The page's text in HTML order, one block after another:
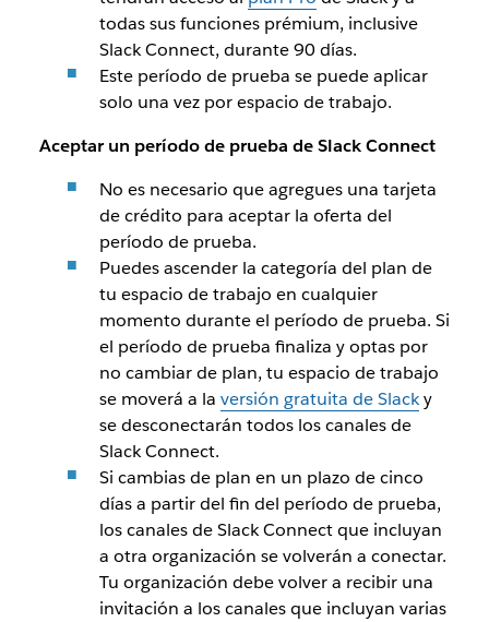
todas sus funciones prémium, inclusive
Slack Connect, durante 90 días.
Este período de prueba se puede aplicar
solo una vez por espacio de trabajo.
Aceptar un período de prueba de Slack Connect
No es necesario que agregues una tarjeta
de crédito para aceptar la oferta del
período de prueba.
Puedes ascender la categoría del plan de
tu espacio de trabajo en cualquier
momento durante el período de prueba. Si
el período de prueba finaliza y optas por
no cambiar de plan, tu espacio de trabajo
se moverá a la versión gratuita de Slacky
se desconectarán todos los canales de
Slack Connect.
Si cambias de plan en un plazo de cinco
días a partir del fin del período de prueba,
los canales de Slack Connect que incluyan
a otra organización se volverán a conectar.
Tu organización debe volver a recibir una
invitación a los canales que incluyan varias